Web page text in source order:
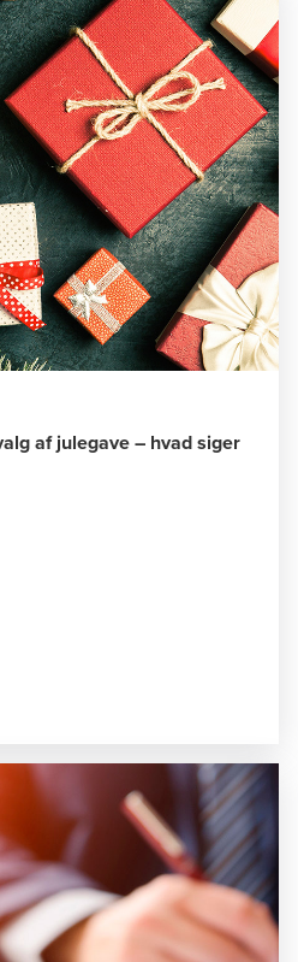
af julegave – hvad siger